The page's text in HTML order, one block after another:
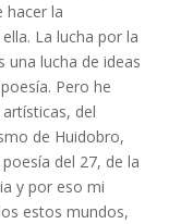
hacer la
La lucha por la
una lucha de ideas
Pero he
del
de Huidobro,
del 27, de la
y por eso mi
estos mundos,